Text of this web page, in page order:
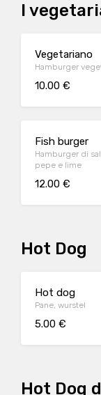
I
Vegetariano
Hamburger
10.00 €
Fish burger
Hamburger di
pepe e lime
12.00 €
Hot Dog
Hot dog
Pane, wurstel
5.00 €
Hot Dog